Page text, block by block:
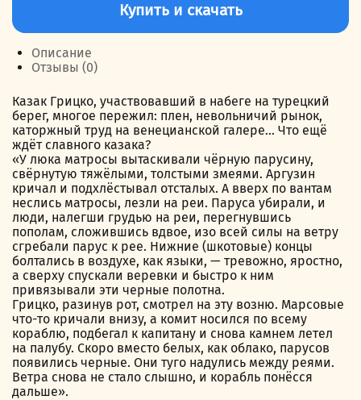
269,00 руб..
Чёрные
паруса
Купить и скачать
Описание
Отзывы (0)
Казак Грицко, участвовавший в набеге на турецкий
берег, многое пережил: плен, невольничий рынок,
каторжный труд на венецианской галере… Что ещё
ждёт славного казака?
«У люка матросы вытаскивали чёрную парусину,
свёрнутую тяжёлыми, толстыми змеями. Аргузин
кричал и подхлёстывал отсталых. А вверх по вантам
неслись матросы, лезли на реи. Паруса убирали, и
люди, налегши грудью на реи, перегнувшись
пополам, сложившись вдвое, изо всей силы на ветру
сгребали парус к рее. Нижние (шкотовые) концы
болтались в воздухе, как языки, — тревожно, яростно,
а сверху спускали веревки и быстро к ним
привязывали эти черные полотна.
Грицко, разинув рот, смотрел на эту возню. Марсовые
что-то кричали внизу, а комит носился по всему
кораблю, подбегал к капитану и снова камнем летел
на палубу. Скоро вместо белых, как облако, парусов
появились черные. Они туго надулись между реями.
Ветра снова не стало слышно, и корабль понёсся
дальше».